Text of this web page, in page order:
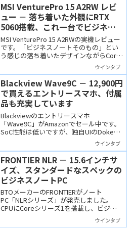
MSI VenturePro 15 A2RW レビ
ュー － 落ち着いた外観にRTX
5060搭載、これ一台でビジネス
もゲームもこなせる高性能ノート
PC
MSI VenturePro 15 A2RWの実機レビュー
です。「ビジネスノートそのもの」とい
う感じの落ち着いたデザインながらCore
7 240HとRTX 5060 Laptop GPUを搭載。
ビジネスからゲームまで幅広く対応でき
る高性能ノートPCです。
ウインタブ
Blackview Wave9C － 12,900円
で買えるエントリースマホ、付属
品も充実しています
Blackviewのエントリースマホ
「Wave9C」がAmazonでセール中です。
SoC性能は低いですが、独自UIのDoke
OS 4.2を搭載し、保護ケースやmicroSD
カードも付属します。サブ機や家族用ス
マホとしては悪くないかも。
ウインタブ
FRONTIER NLR － 15.6インチサ
イズ、スタンダードなスペックの
ビジネスノートPC
BTOメーカーのFRONTIERがノート
PC「NLRシリーズ」が発売しました。
CPUにCoreシリーズ1を搭載し、ビジネ
スや学習用に十分な性能を備えた15.6イ
ンチノートです。有線LANやmicroSDス
ウインタブ